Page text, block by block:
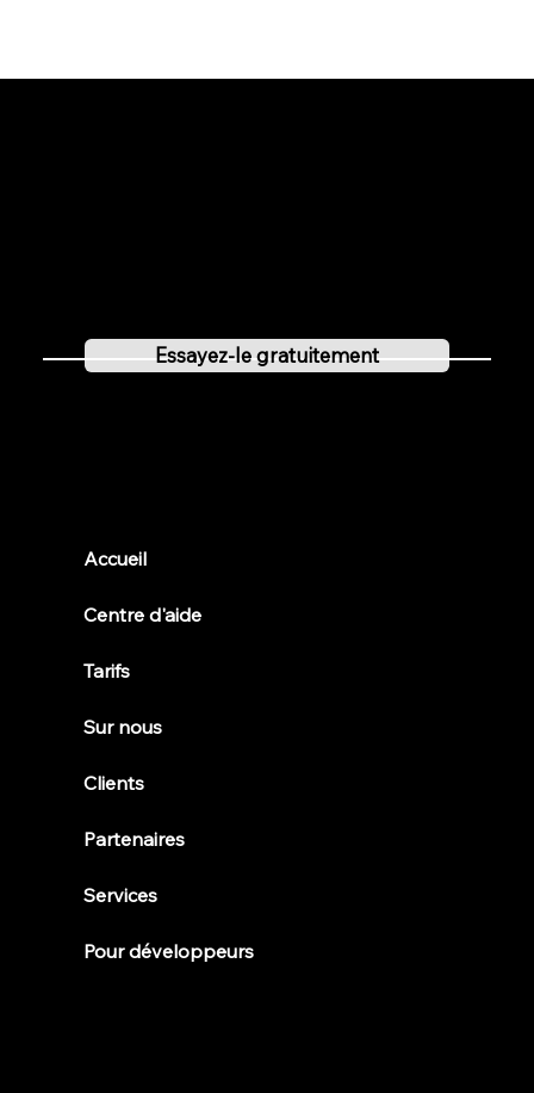
Essayez-le gratuitement
Accueil
Centre d'aide
Tarifs
Sur nous
Clients
Partenaires
Services
Pour développeurs